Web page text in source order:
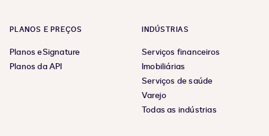
PLANOS E PREÇOS
Planos eSignature
Planos da API
INDÚSTRIAS
Serviços financeiros
Imobiliárias
Serviços de saúde
Varejo
Todas as indústrias